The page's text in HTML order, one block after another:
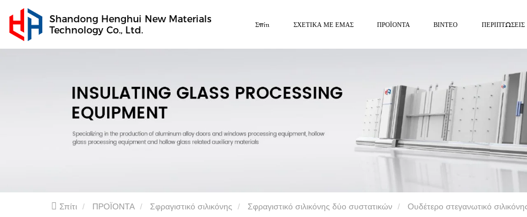
Shandong Henghui New Materials
Technology Co., Ltd.
Σπίτι ΣΧΕΤΙΚΑ ΜΕ ΕΜΑΣ ΠΡΟΪΟΝΤΑ ΒΙΝΤΕΟ ΠΕΡΙΠΤΩΣΕΙΣ
Σπίτι ΠΡΟΪΟΝΤΑ Σφραγιστικό σιλικόνης Σφραγιστικό σιλικόνης δύο συστατικών